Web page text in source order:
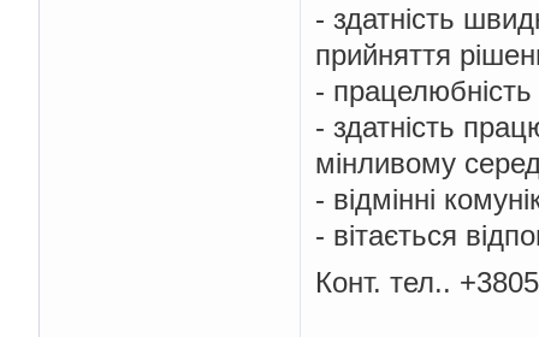
- здатність
прийняття
-
- здатність
мінливому
- відмінні
- вітається
Конт. тел..